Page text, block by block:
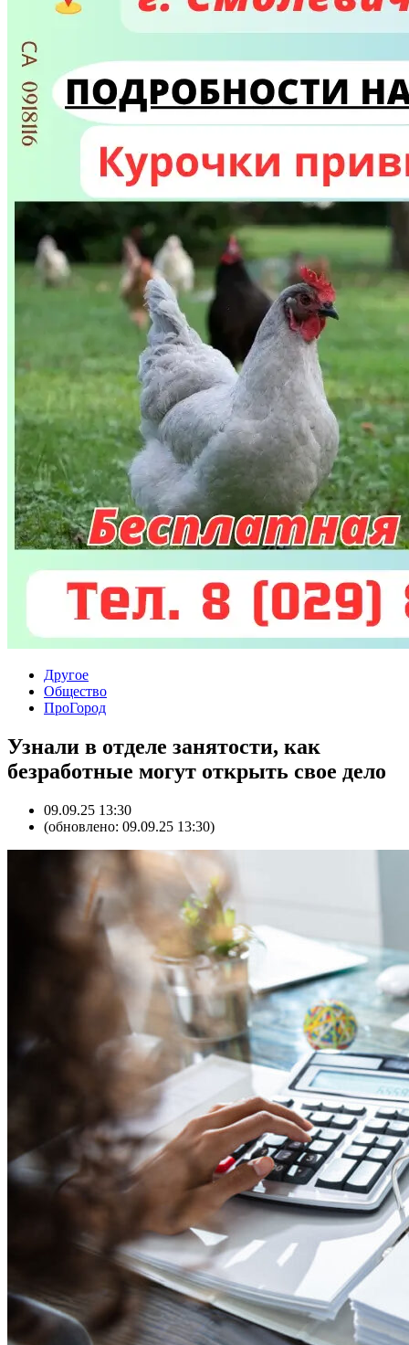
Другое
Общество
ПроГород
Узнали в отделе занятости, как
безработные могут открыть свое дело
09.09.25 13:30
(обновлено: 09.09.25 13:30)